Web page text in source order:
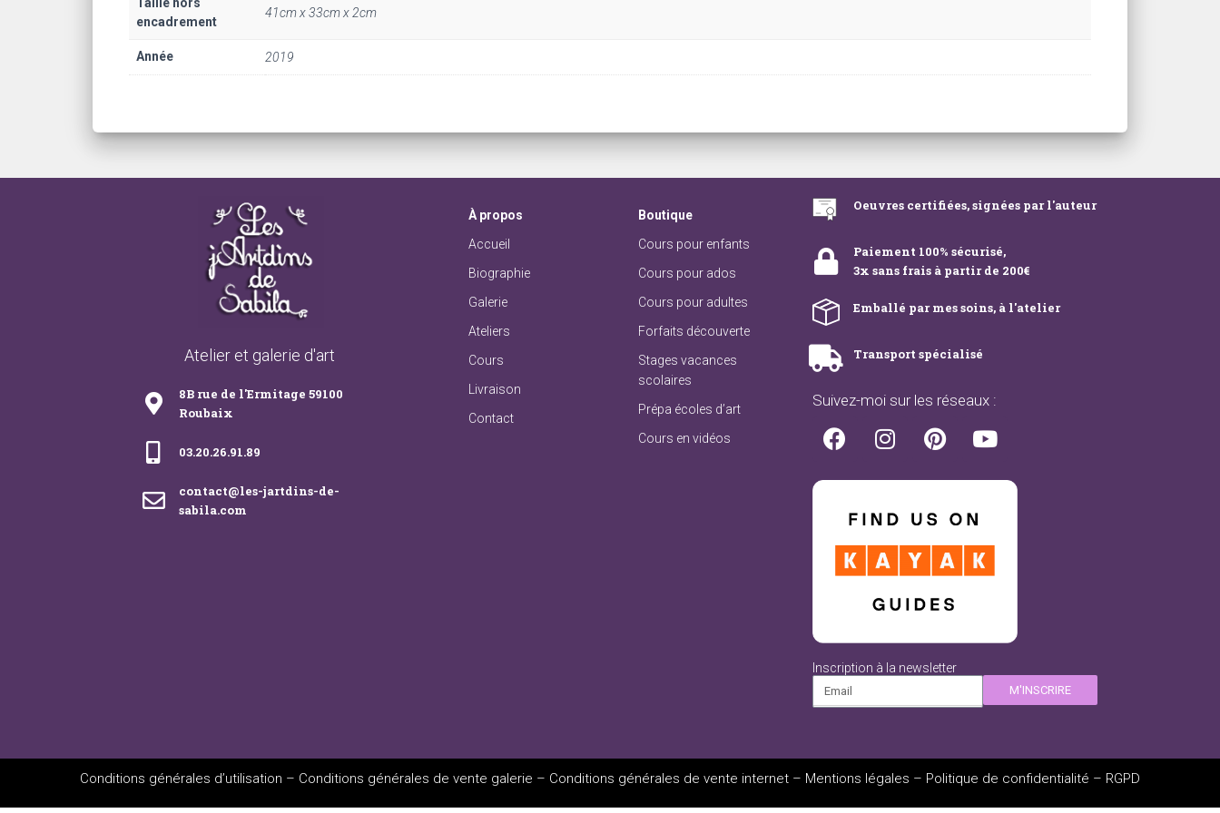
encadrement
41cm x 33cm x 2cm
Année 2019
Atelier et galerie d'art
8B rue de l'Ermitage 59100
Roubaix
03.20.26.91.89
contact@les-jartdins-de-
sabila.com
À propos
Accueil
Biographie
Galerie
Ateliers
Cours
Livraison
Contact
Boutique
Cours pour enfants
Cours pour ados
Cours pour adultes
Forfaits découverte
Stages vacances
scolaires
Prépa écoles d’art
Cours en vidéos
Oeuvres certifiées, signées par l'auteur
Paiement 100% sécurisé,
3x sans frais à partir de 200€
Emballé par mes soins, à l'atelier
Transport spécialisé
Suivez-moi sur les réseaux :
Inscription à la newsletter
M'INSCRIRE
Conditions générales d’utilisation – Conditions générales de vente galerie – Conditions générales de vente internet – Mentions légales – Politique de confidentialité – RGPD